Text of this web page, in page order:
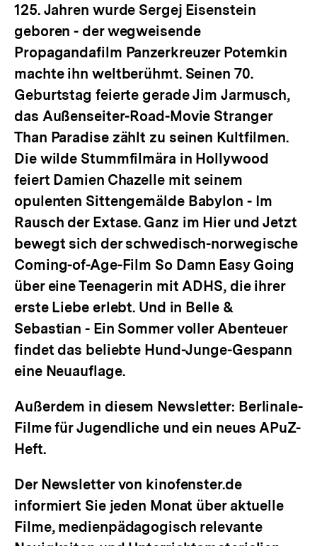
125. Jahren wurde Sergej Eisenstein
geboren - der wegweisende
Propagandafilm Panzerkreuzer Potemkin
machte ihn weltberühmt. Seinen 70.
Geburtstag feierte gerade Jim Jarmusch,
das Außenseiter-Road-Movie Stranger
Than Paradisezählt zu seinen Kultfilmen.
Die wilde Stummfilmära in Hollywood
feiert Damien Chazelle mit seinem
opulenten Sittengemälde Babylon - Im
Rausch der Extase. Ganz im Hier und Jetzt
bewegt sich der schwedisch-norwegische
Coming-of-Age-Film So Damn Easy Going
über eine Teenagerin mit ADHS, die ihrer
erste Liebe erlebt. Und in Belle &
Sebastian - Ein Sommer voller Abenteuer
findet das beliebte Hund-Junge-Gespann
eine Neuauflage.
Außerdem in diesem Newsletter: Berlinale-
Filme für Jugendliche und ein neues APuZ-
Heft.
Der Newsletter von kinofenster.de
informiert Sie jeden Monat über aktuelle
Filme, medienpädagogisch relevante